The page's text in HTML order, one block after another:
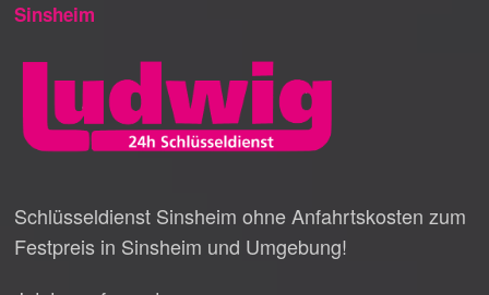
Sinsheim
Schlüsseldienst Sinsheim ohne Anfahrtskosten zum
Festpreis in Sinsheim und Umgebung!